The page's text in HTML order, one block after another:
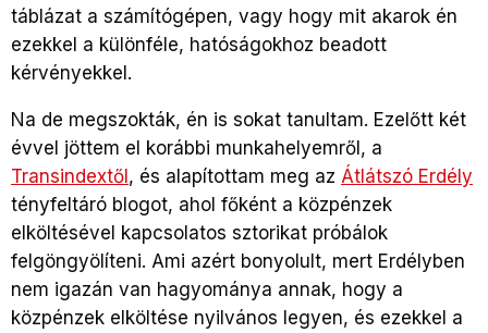
táblázat a számítógépen, vagy hogy mit akarok én
ezekkel a különféle, hatóságokhoz beadott
kérvényekkel.
Na de megszokták, én is sokat tanultam. Ezelőtt két
évvel jöttem el korábbi munkahelyemről, a
Transindextől, és alapítottam meg az Átlátszó Erdély
tényfeltáró blogot, ahol főként a közpénzek
elköltésével kapcsolatos sztorikat próbálok
felgöngyölíteni. Ami azért bonyolult, mert Erdélyben
nem igazán van hagyománya annak, hogy a
közpénzek elköltése nyilvános legyen, és ezekkel a